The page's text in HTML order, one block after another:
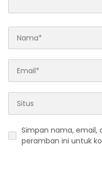
Simpan nama, email,
peramban ini untuk